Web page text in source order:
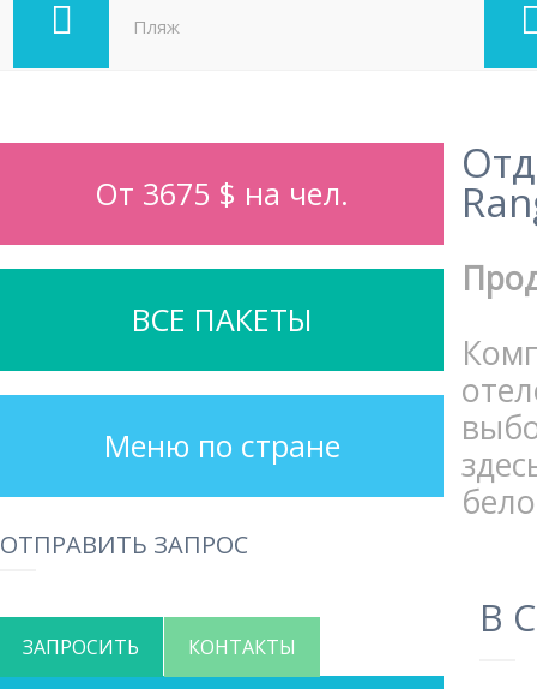
Пляж
От 3675 $ на чел.
ВСЕ ПАКЕТЫ
Меню по стране
ОТПРАВИТЬ ЗАПРОС
ЗАПРОСИТЬ КОНТАКТЫ
В